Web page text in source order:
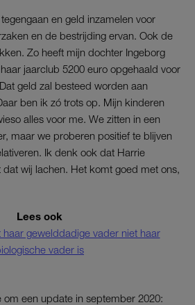
en geld inzamelen voor
en de bestrijding ervan. Ook de
Zo heeft mijn dochter Ingeborg
jaarclub 5200 euro opgehaald voor
geld zal besteed worden aan
ben ik zó trots op. Mijn kinderen
alles voor me. We zitten in een
maar we proberen positief te blijven
Ik denk ook dat Harrie
dat wij lachen. Het komt goed met ons,
Lees ook
gewelddadige vader niet haar
vader is
om een update in september 2020: